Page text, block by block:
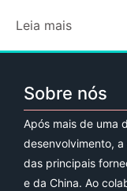
Leia mais
Sobre nós
Após mais de uma
desenvolvimento,
das principais
e da China. Ao